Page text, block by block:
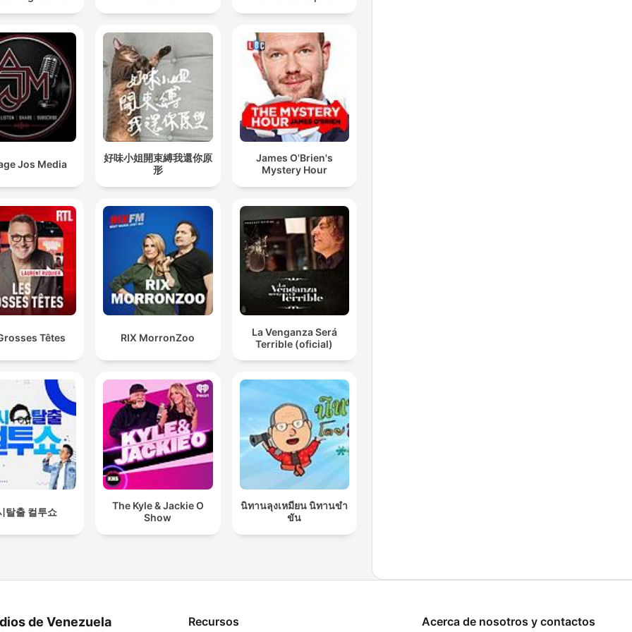
Jos Media
好味小姐開束縛我還你原
形
James O'Brien's
Mystery Hour
Têtes RIX MorronZoo
La Venganza Será
Terrible (oficial)
탈출 컬투쇼
The Kyle & Jackie O
Show
นิทานลุงเหมียน นิทานขำ
ขัน
de Venezuela Recursos Acerca de nosotros y contactos